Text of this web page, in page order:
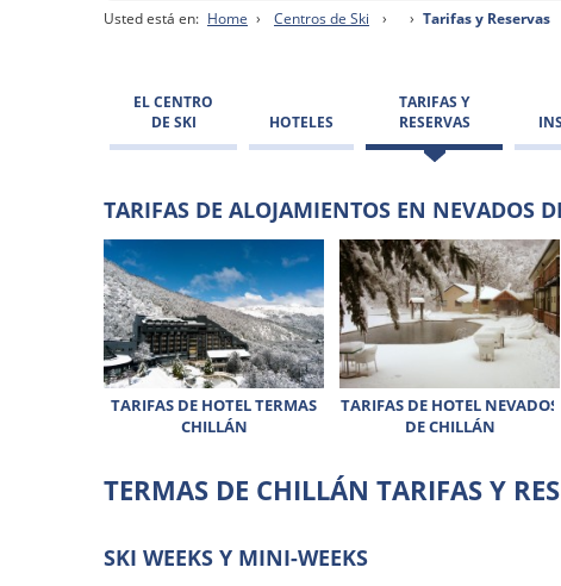
EL CENTRO
DE SKI
HOTELES
TARIFAS Y
RESERVAS
TARIFAS DE ALOJAMIENTOS EN NEVADOS
TARIFAS DE HOTEL TERMAS
CHILLÁN
TARIFAS DE HOTEL NEVADOS
DE CHILLÁN
TERMAS DE CHILLÁN TARIFAS Y
SKI WEEKS Y MINI-WEEKS
Usted está en: Home › Centros de Ski › › Tarifas y Reservas